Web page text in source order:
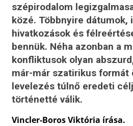
szépirodalom
közé. Többnyire dátumok,
hivatkozások és
bennük. Néha azonban a
konfliktusok olyan
már-már szatirikus formát
levelezés túlnő eredeti
történetté válik.
Vincler-Boros Viktória írása.